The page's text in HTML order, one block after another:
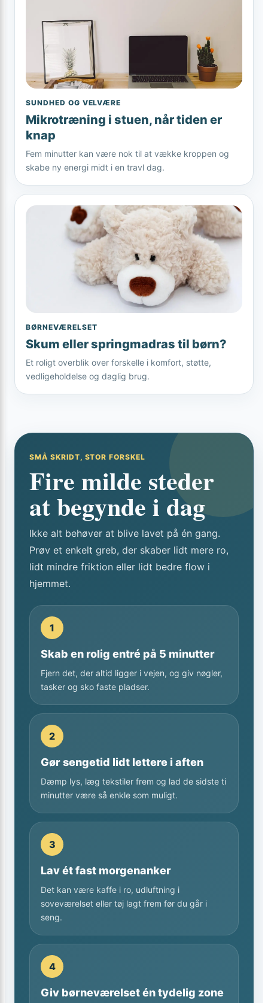
SUNDHED OG VELVÆRE
Mikrotræning i stuen, når tiden er
knap
Fem minutter kan være nok til at vække kroppen og
skabe ny energi midt i en travl dag.
BØRNEVÆRELSET
Skum eller springmadras til børn?
Et roligt overblik over forskelle i komfort, støtte,
vedligeholdelse og daglig brug.
SMÅ SKRIDT, STOR FORSKEL
Fire milde steder
at begynde i dag
Ikke alt behøver at blive lavet på én gang.
Prøv et enkelt greb, der skaber lidt mere ro,
lidt mindre friktion eller lidt bedre flow i
hjemmet.
1
Skab en rolig entré på 5 minutter
Fjern det, der altid ligger i vejen, og giv nøgler,
tasker og sko faste pladser.
2
Gør sengetid lidt lettere i aften
Dæmp lys, læg tekstiler frem og lad de sidste ti
minutter være så enkle som muligt.
3
Lav ét fast morgenanker
Det kan være kaffe i ro, udluftning i
soveværelset eller tøj lagt frem før du går i
seng.
4
Giv børneværelset én tydelig zone